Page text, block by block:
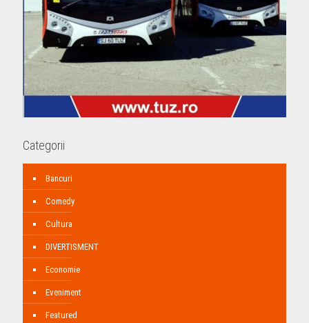
Categorii
Bancuri
Comedy
Cultura
DIVERTISMENT
Economie
Eveniment
Featured